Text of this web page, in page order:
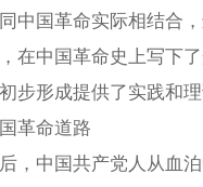
中国革命实际相结合
在中国革命史上写下了
步形成提供了实践和理
革命道路
中国共产党人从血泊